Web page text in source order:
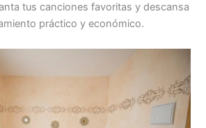
tus canciones favoritas y descansa
práctico y económico.